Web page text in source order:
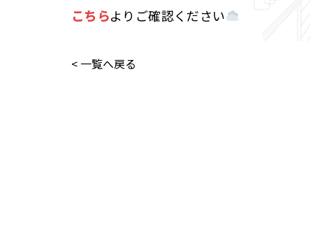
こちらよりご確認ください
< 一覧へ戻る